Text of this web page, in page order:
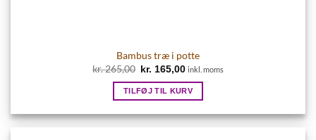
Bambus træ i potte
kr.265,00 Den
oprindelige
pris
var:
kr. 165,00Den
pris
er:
inkl. moms
TILFØJ TIL KURV